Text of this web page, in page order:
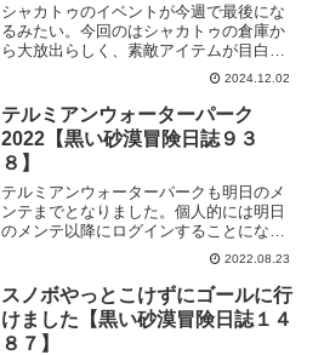
シャカトゥのイベントが今週で最後にな
るみたい。今回のはシャカトゥの倉庫か
ら大放出らしく、素敵アイテムが目白押
し！でも、素敵アイテムなだけにものに
よってはびっくりするような価格なの
で、手が届かないものも多かったですｗ
2024.12.02
テルミアンウォーターパーク
2022【黒い砂漠冒険日誌９３
８】
テルミアンウォーターパークも明日のメ
ンテまでとなりました。個人的には明日
のメンテ以降にログインすることになる
ので、実質今日が最終日となります。今
回のテルミアンウォーターパークは、依
頼とかよりも「星の海」が凄く綺麗で見
てるだけでも楽しかったです。来年も楽
しみですねー。
2022.08.23
スノボやっとこけずにゴールに行
けました【黒い砂漠冒険日誌１４
８７】